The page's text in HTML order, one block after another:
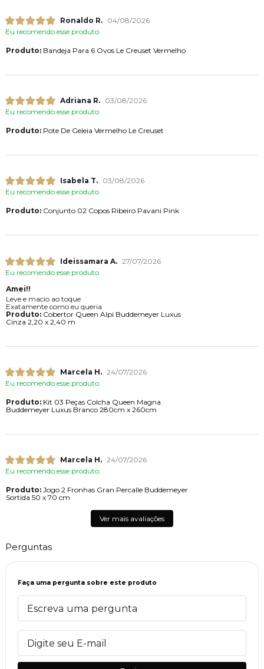
Ronaldo R.
04/08/2026
Eu recomendo esse produto.
Produto:Bandeja Para 6 Ovos Le Creuset Vermelho
Adriana R.
03/08/2026
Eu recomendo esse produto.
Produto:Pote De Geleia Vermelho Le Creuset
Isabela T.
03/08/2026
Eu recomendo esse produto.
Produto:Conjunto 02 Copos Ribeiro Pavani Pink
Ideissamara A. 27/07/2026
Eu recomendo esse produto.
Amei!!
Leve e macio ao toque
Exatamente como eu queria
Produto:Cobertor Queen Alpi Buddemeyer Luxus
Cinza 2,20 x 2,40 m
Marcela H. 24/07/2026
Eu recomendo esse produto.
Produto:Kit 03 Peças Colcha Queen Magna
Buddemeyer Luxus Branco 280cm x 260cm
Marcela H. 24/07/2026
Eu recomendo esse produto.
Produto:Jogo 2 Fronhas Gran Percalle Buddemeyer
Sortida 50 x 70 cm
Ver mais avaliações
Perguntas
Faça uma pergunta sobre este produto